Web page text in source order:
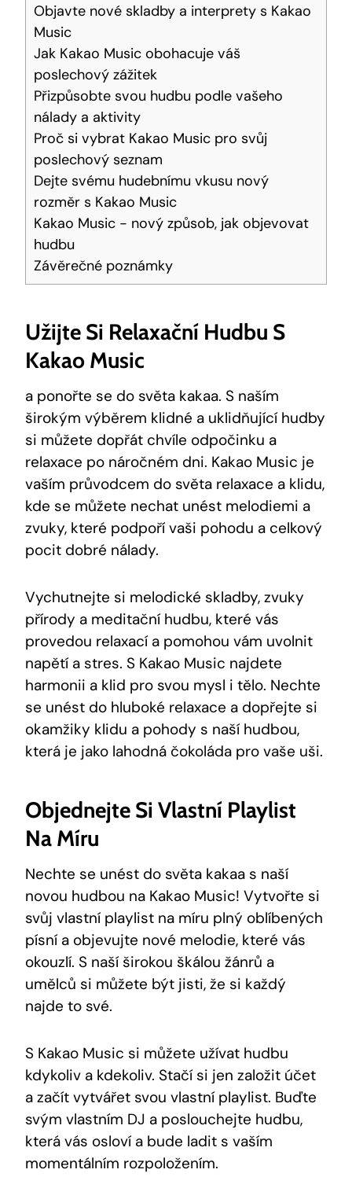
Objavte nové skladby a interprety s Kakao
Music
Jak Kakao ⁤Music obohacuje váš
poslechový⁢ zážitek
Přizpůsobte svou hudbu podle vašeho​
nálady a aktivity
Proč ⁣si ‍vybrat Kakao Music pro svůj
poslechový⁣ seznam
Dejte svému hudebnímu vkusu nový
rozměr s Kakao Music
Kakao Music ‌- nový způsob, jak objevovat
hudbu
Závěrečné poznámky
Užijte Si Relaxační Hudbu S
Kakao Music
a ponořte se do světa kakaa. S ⁣naším
širokým výběrem klidné a uklidňující hudby
‌si můžete ‌dopřát chvíle odpočinku a
relaxace po náročném dni. Kakao Music je
vaším průvodcem do světa relaxace a klidu,
kde se můžete nechat unést melodiemi ‌a
zvuky, které podpoří vaši pohodu a celkový
pocit dobré nálady.
Vychutnejte si‌ melodické skladby,​ zvuky
přírody‍ a‌ meditační hudbu, které vás
provedou ⁤relaxací a pomohou vám uvolnit
⁣napětí a stres. S Kakao Music najdete
harmonii a klid pro svou mysl i tělo. Nechte
se unést⁤ do hluboké relaxace a dopřejte si
okamžiky klidu a pohody s ⁣naší hudbou,
která je jako lahodná čokoláda pro vaše uši.
Objednejte Si Vlastní Playlist
Na Míru
Nechte‌ se⁤ unést do⁣ světa kakaa s naší
novou hudbou na Kakao Music! Vytvořte si
svůj⁢ vlastní playlist na míru plný oblíbených
písní a objevujte nové ⁢melodie, které vás ​
okouzlí. S naší širokou škálou žánrů⁢ a
umělců si můžete být jisti, že si každý
najde to své.
S ⁢Kakao⁣ Music si můžete užívat hudbu
kdykoliv a kdekoliv. Stačí si jen založit​ účet ​
a začít vytvářet svou vlastní playlist. Buďte
svým vlastním DJ a poslouchejte hudbu,
která vás osloví a bude ladit s vaším
momentálním ‌rozpoložením.